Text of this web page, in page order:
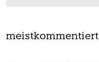
meistkommentiert